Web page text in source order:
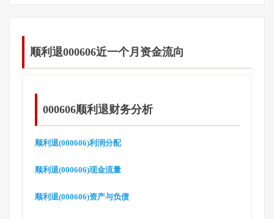
顺利退000606近一个月资金流向
000606顺利退财务分析
顺利退(000606)利润分配
顺利退(000606)现金流量
顺利退(000606)资产与负债